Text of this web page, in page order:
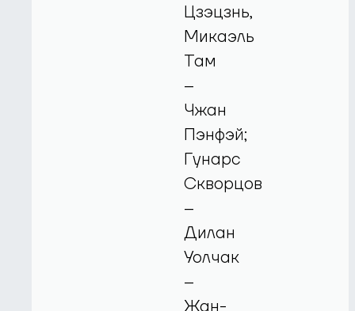
Цзэцзнь,
Микаэль
Там
–
Чжан
Пэнфэй;
Гунарс
Скворцов
–
Дилан
Уолчак
–
Жан-